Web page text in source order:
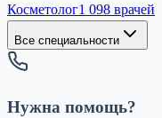
Косметолог1 098 врачей
Все специальности
Нужна помощь?